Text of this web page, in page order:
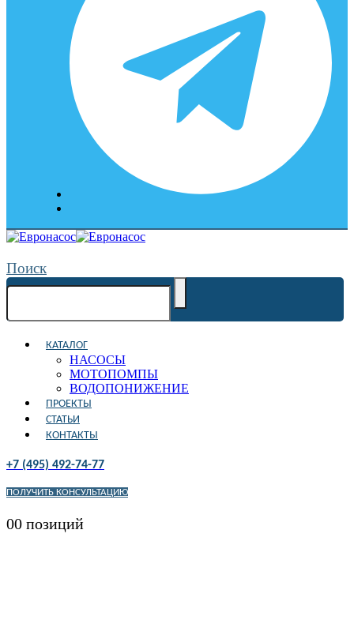
Поиск
КАТАЛОГ
НАСОСЫ
МОТОПОМПЫ
ВОДОПОНИЖЕНИЕ
ПРОЕКТЫ
СТАТЬИ
КОНТАКТЫ
+7 (495) 492-74-77
ПОЛУЧИТЬ КОНСУЛЬТАЦИЮ
00 позиций